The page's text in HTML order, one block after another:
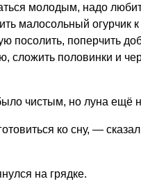
молодым, надо
малосольный огурчик
посолить, поперчить
сложить половинки и
чистым, но луна ещё
ко сну, —
на грядке.